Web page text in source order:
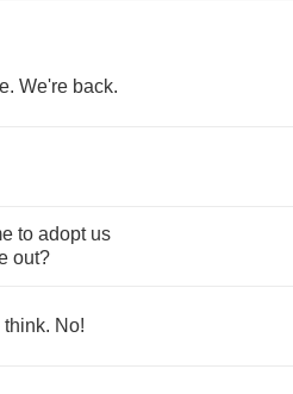
. We're back.
to adopt us
out?
think. No!